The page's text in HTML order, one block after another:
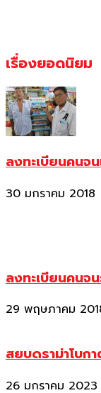
เรื่องยอดนิยม
ลงทะเบียนคนจ
30 มกราคม 2018
ลงทะเบียนคนจ
29 พฤษภาคม
สยบดราม่าโบก
26 มกราคม 2023